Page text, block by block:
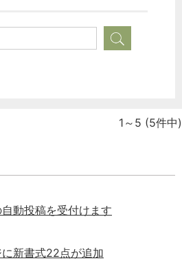
1～5 (5件中)
動投稿を受付けます
新書式22点が追加